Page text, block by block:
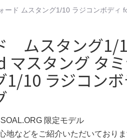
ド ムスタング1/10 ラジコンボディ
ムスタング1/
マスタング タ
1/10 ラジコンボ
限定モデル
地などをご紹介いただいておりま